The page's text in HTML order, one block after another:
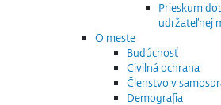
Prieskum
udržateľnej
O meste
Budúcnosť
Civilná ochrana
Členstvo v
Demografia